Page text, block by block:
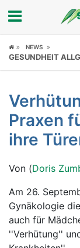
Fokus
Symptome
News
Ratgeber
Rubriken
NEWS
GESUNDHEIT
Praxen
ihre
Von (Doris
Am 26.
Gynäkologie
auch für
''Verhütung''